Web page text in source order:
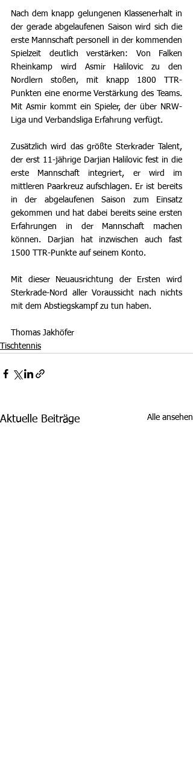
Nach dem knapp gelungenen Klassenerhalt in
der gerade abgelaufenen Saison wird sich die
erste Mannschaft personell in der kommenden
Spielzeit deutlich verstärken: Von Falken
Rheinkamp wird Asmir Halilovic zu den
Nordlern stoßen, mit knapp 1800 TTR-
Punkten eine enorme Verstärkung des Teams.
Mit Asmir kommt ein Spieler, der über NRW-
Liga und Verbandsliga Erfahrung verfügt.
Zusätzlich wird das größte Sterkrader Talent,
der erst 11-jährige Darjian Halilovic fest in die
erste Mannschaft integriert, er wird im
mittleren Paarkreuz aufschlagen. Er ist bereits
in der abgelaufenen Saison zum Einsatz
gekommen und hat dabei bereits seine ersten
Erfahrungen in der Mannschaft machen
können. Darjian hat inzwischen auch fast
1500 TTR-Punkte auf seinem Konto.
Mit dieser Neuausrichtung der Ersten wird
Sterkrade-Nord aller Voraussicht nach nichts
mit dem Abstiegskampf zu tun haben.
Thomas Jakhöfer
Tischtennis
Aktuelle Beiträge Alle ansehen